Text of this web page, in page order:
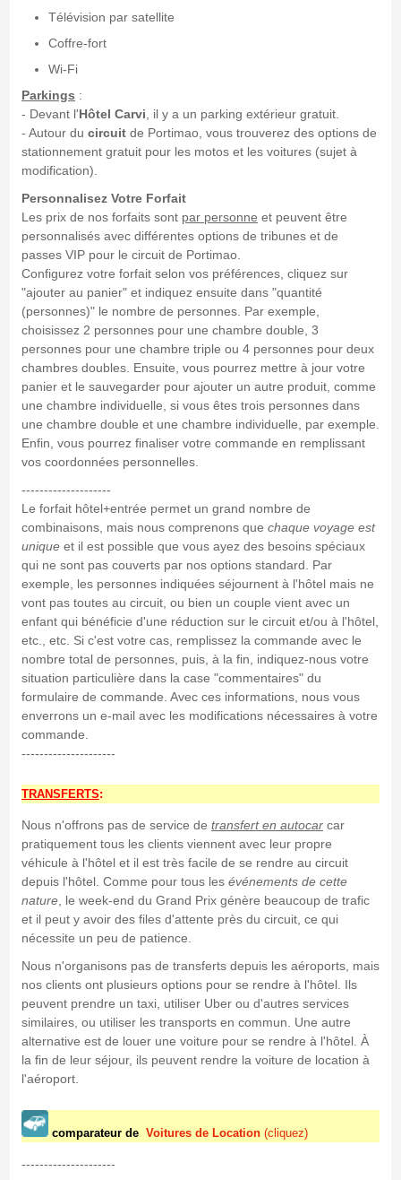
Télévision par satellite
Coffre-fort
Wi-Fi
Parkings :
- Devant l'Hôtel Carvi , il y a un parking extérieur gratuit.
- Autour du circuitde Portimao, vous trouverez des options de
stationnement gratuit pour les motos et les voitures (sujet à
modification).
Personnalisez Votre Forfait
Les prix de nos forfaits sont par personne et peuvent être
personnalisés avec différentes options de tribunes et de
passes VIP pour le circuit de Portimao.
Configurez votre forfait selon vos préférences, cliquez sur
"ajouter au panier" et indiquez ensuite dans "quantité
(personnes)" le nombre de personnes. Par exemple,
choisissez 2 personnes pour une chambre double, 3
personnes pour une chambre triple ou 4 personnes pour deux
chambres doubles. Ensuite, vous pourrez mettre à jour votre
panier et le sauvegarder pour ajouter un autre produit, comme
une chambre individuelle, si vous êtes trois personnes dans
une chambre double et une chambre individuelle, par exemple.
Enfin, vous pourrez finaliser votre commande en remplissant
vos coordonnées personnelles.
--------------------
Le forfait hôtel+entrée permet un grand nombre de
combinaisons, mais nous comprenons que chaque voyage est
uniqueet il est possible que vous ayez des besoins spéciaux
qui ne sont pas couverts par nos options standard. Par
exemple, les personnes indiquées séjournent à l'hôtel mais ne
vont pas toutes au circuit, ou bien un couple vient avec un
enfant qui bénéficie d'une réduction sur le circuit et/ou à l'hôtel,
etc., etc. Si c'est votre cas, remplissez la commande avec le
nombre total de personnes, puis, à la fin, indiquez-nous votre
situation particulière dans la case "commentaires" du
formulaire de commande. Avec ces informations, nous vous
enverrons un e-mail avec les modifications nécessaires à votre
commande.
---------------------
TRANSFERTS:
Nous n'offrons pas de service de transfert en autocarcar
pratiquement tous les clients viennent avec leur propre
véhicule à l'hôtel et il est très facile de se rendre au circuit
depuis l'hôtel. Comme pour tous les événements de cette
nature, le week-end du Grand Prix génère beaucoup de trafic
et il peut y avoir des files d'attente près du circuit, ce qui
nécessite un peu de patience.
Nous n'organisons pas de transferts depuis les aéroports, mais
nos clients ont plusieurs options pour se rendre à l'hôtel. Ils
peuvent prendre un taxi, utiliser Uber ou d'autres services
similaires, ou utiliser les transports en commun. Une autre
alternative est de louer une voiture pour se rendre à l'hôtel. À
la fin de leur séjour, ils peuvent rendre la voiture de location à
l'aéroport.
comparateur de Voitures de Location(cliquez)
---------------------